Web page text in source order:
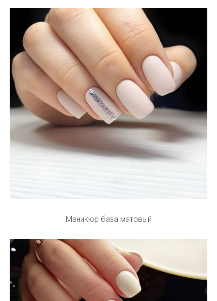
Маникюр база матовый